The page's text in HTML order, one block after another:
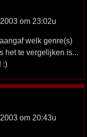
om 23:02u
welk genre(s)
het te vergelijken is...
:)
om 20:43u